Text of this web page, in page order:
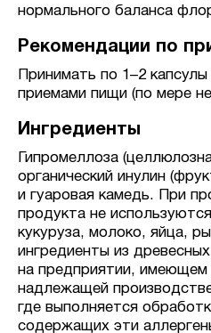
нормального баланса
Рекомендации по
Принимать по 1–2
приемами пищи (по мере
Ингредиенты
Гипромеллоза
органический инулин
и гуаровая камедь. При
продукта не
кукуруза, молоко, яйца,
ингредиенты из
на предприятии, имеющем
надлежащей
где выполняется
содержащих эти